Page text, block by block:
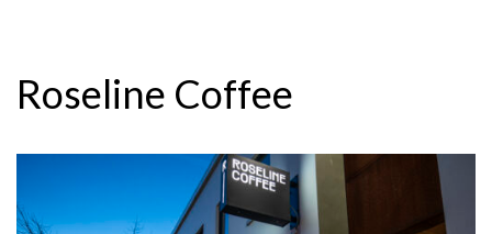
Roseline Coffee